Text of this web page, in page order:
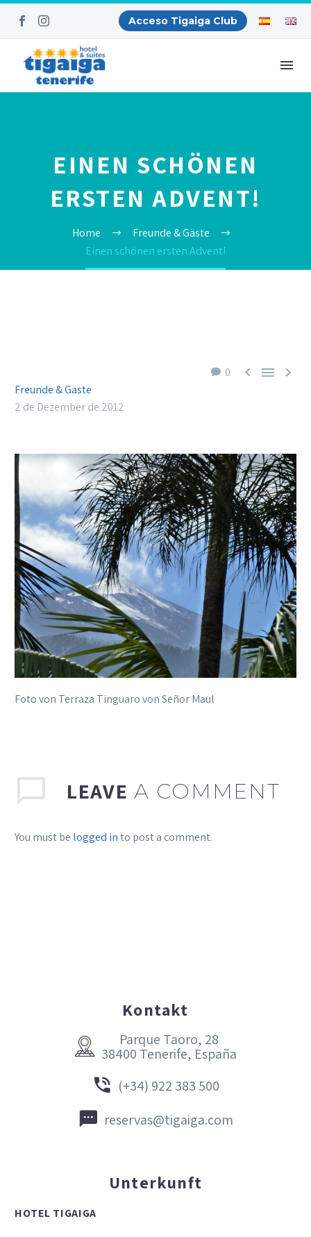
Acceso Tigaiga Club
EINEN SCHÖNEN
ERSTEN ADVENT!
Home
Freunde & Gäste
Einen schönen ersten Advent!
0   
Freunde & Gäste
2 de Dezember de 2012
Foto von Terraza Tinguaro von Señor Maul
LEAVE A COMMENT
You must be logged into post a comment.
Kontakt


Parque Taoro, 28
38400 Tenerife, España

 (+34) 922 383 500

 reservas@tigaiga.com
Unterkunft
HOTEL TIGAIGA